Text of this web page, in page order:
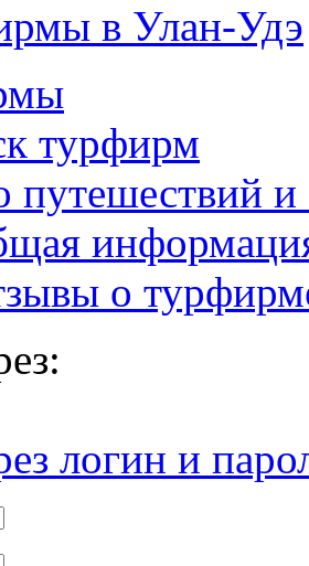
в Улан-Удэ
турфирм
путешествий и
о
логин и